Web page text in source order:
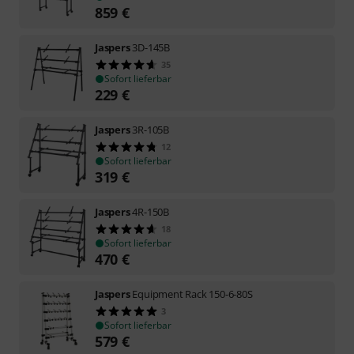
859 €
Jaspers3D-145B
35
Sofort lieferbar
229 €
Jaspers3R-105B
12
Sofort lieferbar
319 €
Jaspers4R-150B
18
Sofort lieferbar
470 €
JaspersEquipment Rack 150-6-80S
3
Sofort lieferbar
579 €